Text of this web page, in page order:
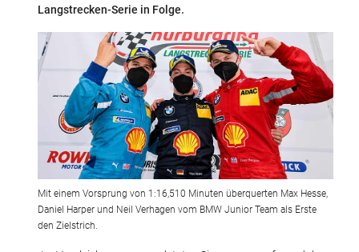
Langstrecken-Serie in Folge.
Mit einem Vorsprung von 1:16,510 Minuten überquerten Max Hesse,
Daniel Harper und Neil Verhagen vom BMW Junior Team als Erste
den Zielstrich.